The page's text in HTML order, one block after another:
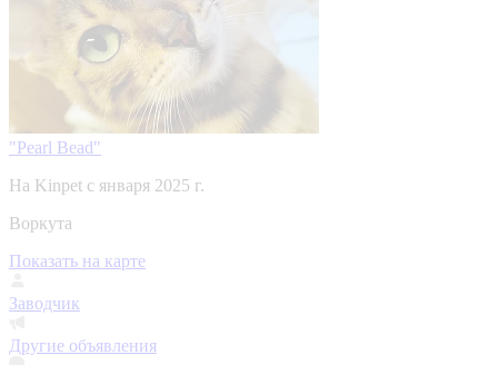
"Pearl Bead"
На Kinpet c января 2025 г.
Воркута
Показать на карте
Заводчик
Другие объявления